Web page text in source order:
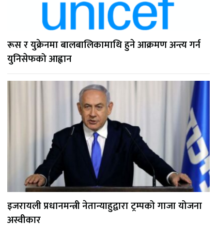
रूस र युक्रेनमा बालबालिकामाथि हुने आक्रमण अन्त्य गर्न
युनिसेफको आह्वान
इजरायली प्रधानमन्त्री नेतान्याहुद्वारा ट्रम्पको गाजा योजना
अस्वीकार